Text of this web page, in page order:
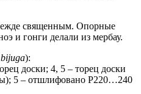
священным. Опорные
и гонги делали из мербау.
):
доски; 4, 5 – торец доски
5 – отшлифовано P220…240